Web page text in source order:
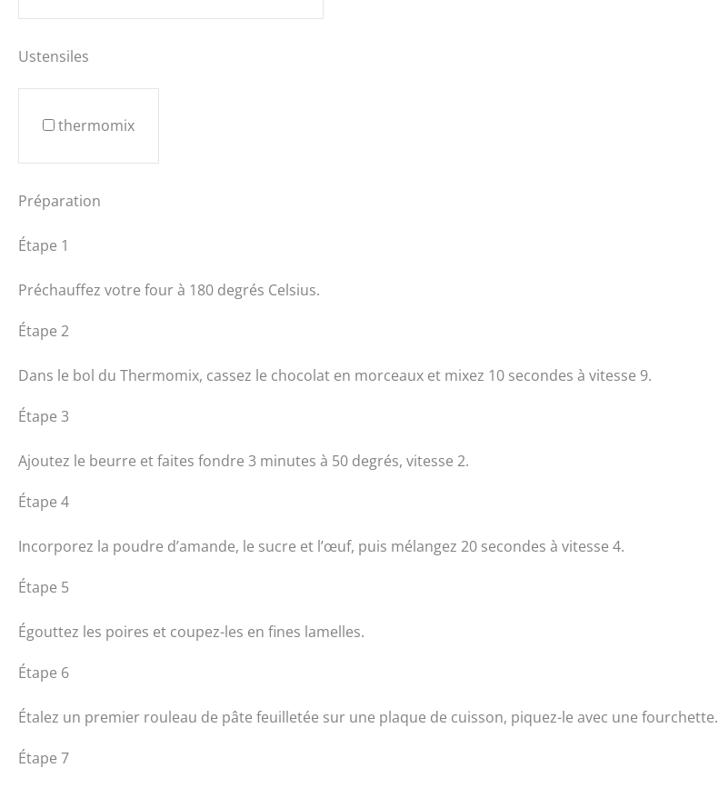
Ustensiles
thermomix
Préparation
Étape 1
Préchauffez votre four à 180 degrés Celsius.
Étape 2
Dans le bol du Thermomix, cassez le chocolat en morceaux et mixez 10 secondes à vitesse 9.
Étape 3
Ajoutez le beurre et faites fondre 3 minutes à 50 degrés, vitesse 2.
Étape 4
Incorporez la poudre d’amande, le sucre et l’œuf, puis mélangez 20 secondes à vitesse 4.
Étape 5
Égouttez les poires et coupez-les en fines lamelles.
Étape 6
Étalez un premier rouleau de pâte feuilletée sur une plaque de cuisson, piquez-le avec une fourchette.
Étape 7